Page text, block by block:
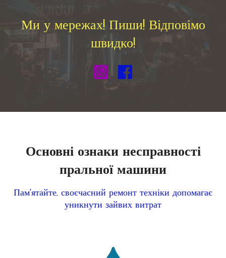
Ми у мережах! Пиши! Відповімо
швидко!
Основні ознаки несправності
пральної машини
Пам'ятайте, своєчасний ремонт техніки допомагає
уникнути зайвих витрат